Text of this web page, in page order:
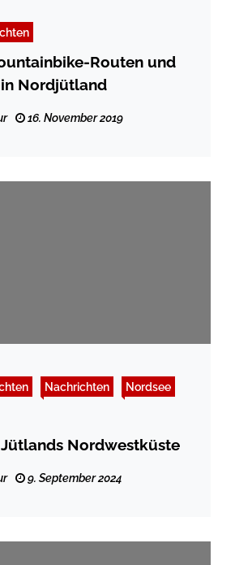
Routen und
Nordjütland
16. November 2019
Nachrichten Nordsee
Nordwestküste
9. September 2024